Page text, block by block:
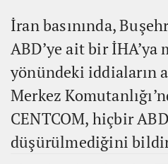
İran basınında,
ABD’ye ait bir
yönündeki iddiaların
Merkez
CENTCOM, hiçbir
düşürülmediğini